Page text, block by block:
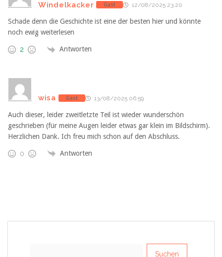
Windelkacker Gast 12/08/2025 23:20
Schade denn die Geschichte ist eine der besten hier und könnte
noch ewig weiterlesen
2 Antworten
wisa Gast 13/08/2025 06:59
Auch dieser, leider zweitletzte Teil ist wieder wunderschön
geschrieben (für meine Augen leider etwas gar klein im Bildschirm).
Herzlichen Dank. Ich freu mich schon auf den Abschluss.
0 Antworten